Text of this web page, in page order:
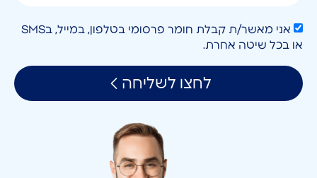
אני מאשר/ת קבלת חומר פרסומי בטלפון, במייל, בSMS
או בכל שיטה אחרת.
לחצו לשליחה